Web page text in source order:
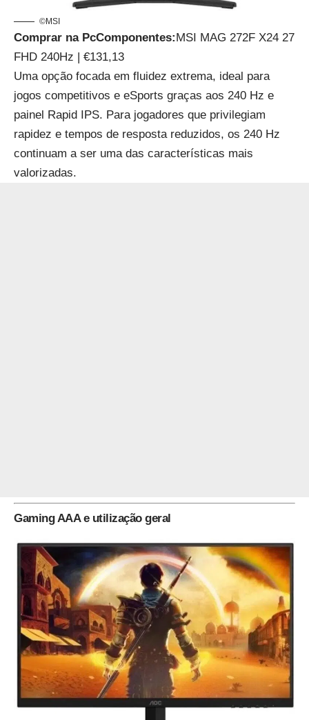
©MSI
Comprar na PcComponentes:MSI MAG 272F X24 27
FHD 240Hz | €131,13
Uma opção focada em fluidez extrema, ideal para
jogos competitivos e eSports graças aos 240 Hz e
painel Rapid IPS. Para jogadores que privilegiam
rapidez e tempos de resposta reduzidos, os 240 Hz
continuam a ser uma das características mais
valorizadas.
Gaming AAA e utilização geral